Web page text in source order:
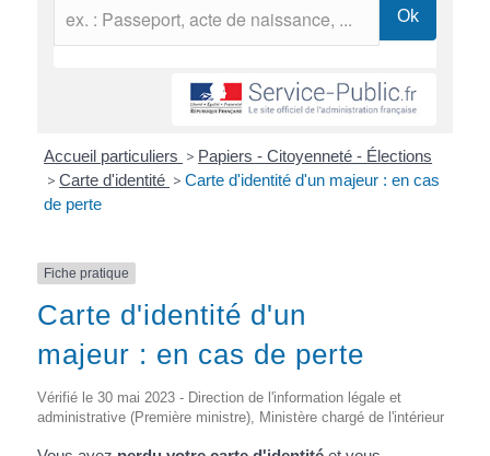
Accueil particuliers > Papiers - Citoyenneté - Élections
> Carte d'identité > Carte d'identité d'un majeur : en cas
de perte
Fiche pratique
Carte d'identité d'un
majeur : en cas de perte
Vérifié le 30 mai 2023 - Direction de l'information légale et
administrative (Première ministre), Ministère chargé de l'intérieur